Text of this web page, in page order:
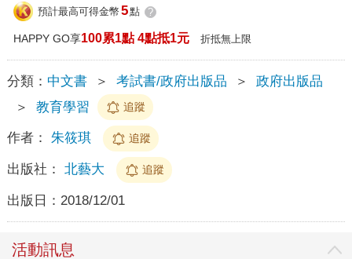
預計最高可得金幣 5點 ?
HAPPY GO享100累1點 4點抵1元 折抵無上限
分類： 中文書 ＞ 考試書/政府出版品 ＞
政府出版品
＞
教育學習 追蹤
作者： 朱筱琪 追蹤
出版社： 北藝大 追蹤
出版日： 2018/12/01
活動訊息